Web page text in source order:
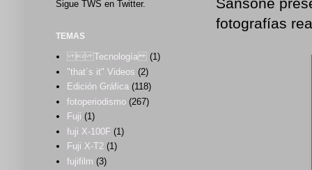
fotografías
Sigue TWS en Twitter.
TEMAS
 Tecnología (1)
"that´s it" Videos (2)
Edición Gráfica (118)
fotoperiodismo (267)
Fuji (1)
fuji X-100F (1)
Fuji X-T2 (1)
fujifilm (3)